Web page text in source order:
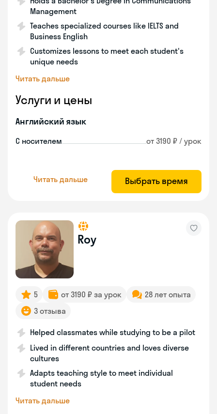
Management
Teaches specialized courses like IELTS and
Business English
Customizes lessons to meet each student's
unique needs
Читать дальше
Услуги и цены
Английский язык
С носителем от 3190 ₽ / урок
Читать дальше Выбрать время
Roy
5 от 3190 ₽ за урок
28 лет опыта
3 отзыва
Helped classmates while studying to be a pilot
Lived in different countries and loves diverse
cultures
Adapts teaching style to meet individual
student needs
Читать дальше